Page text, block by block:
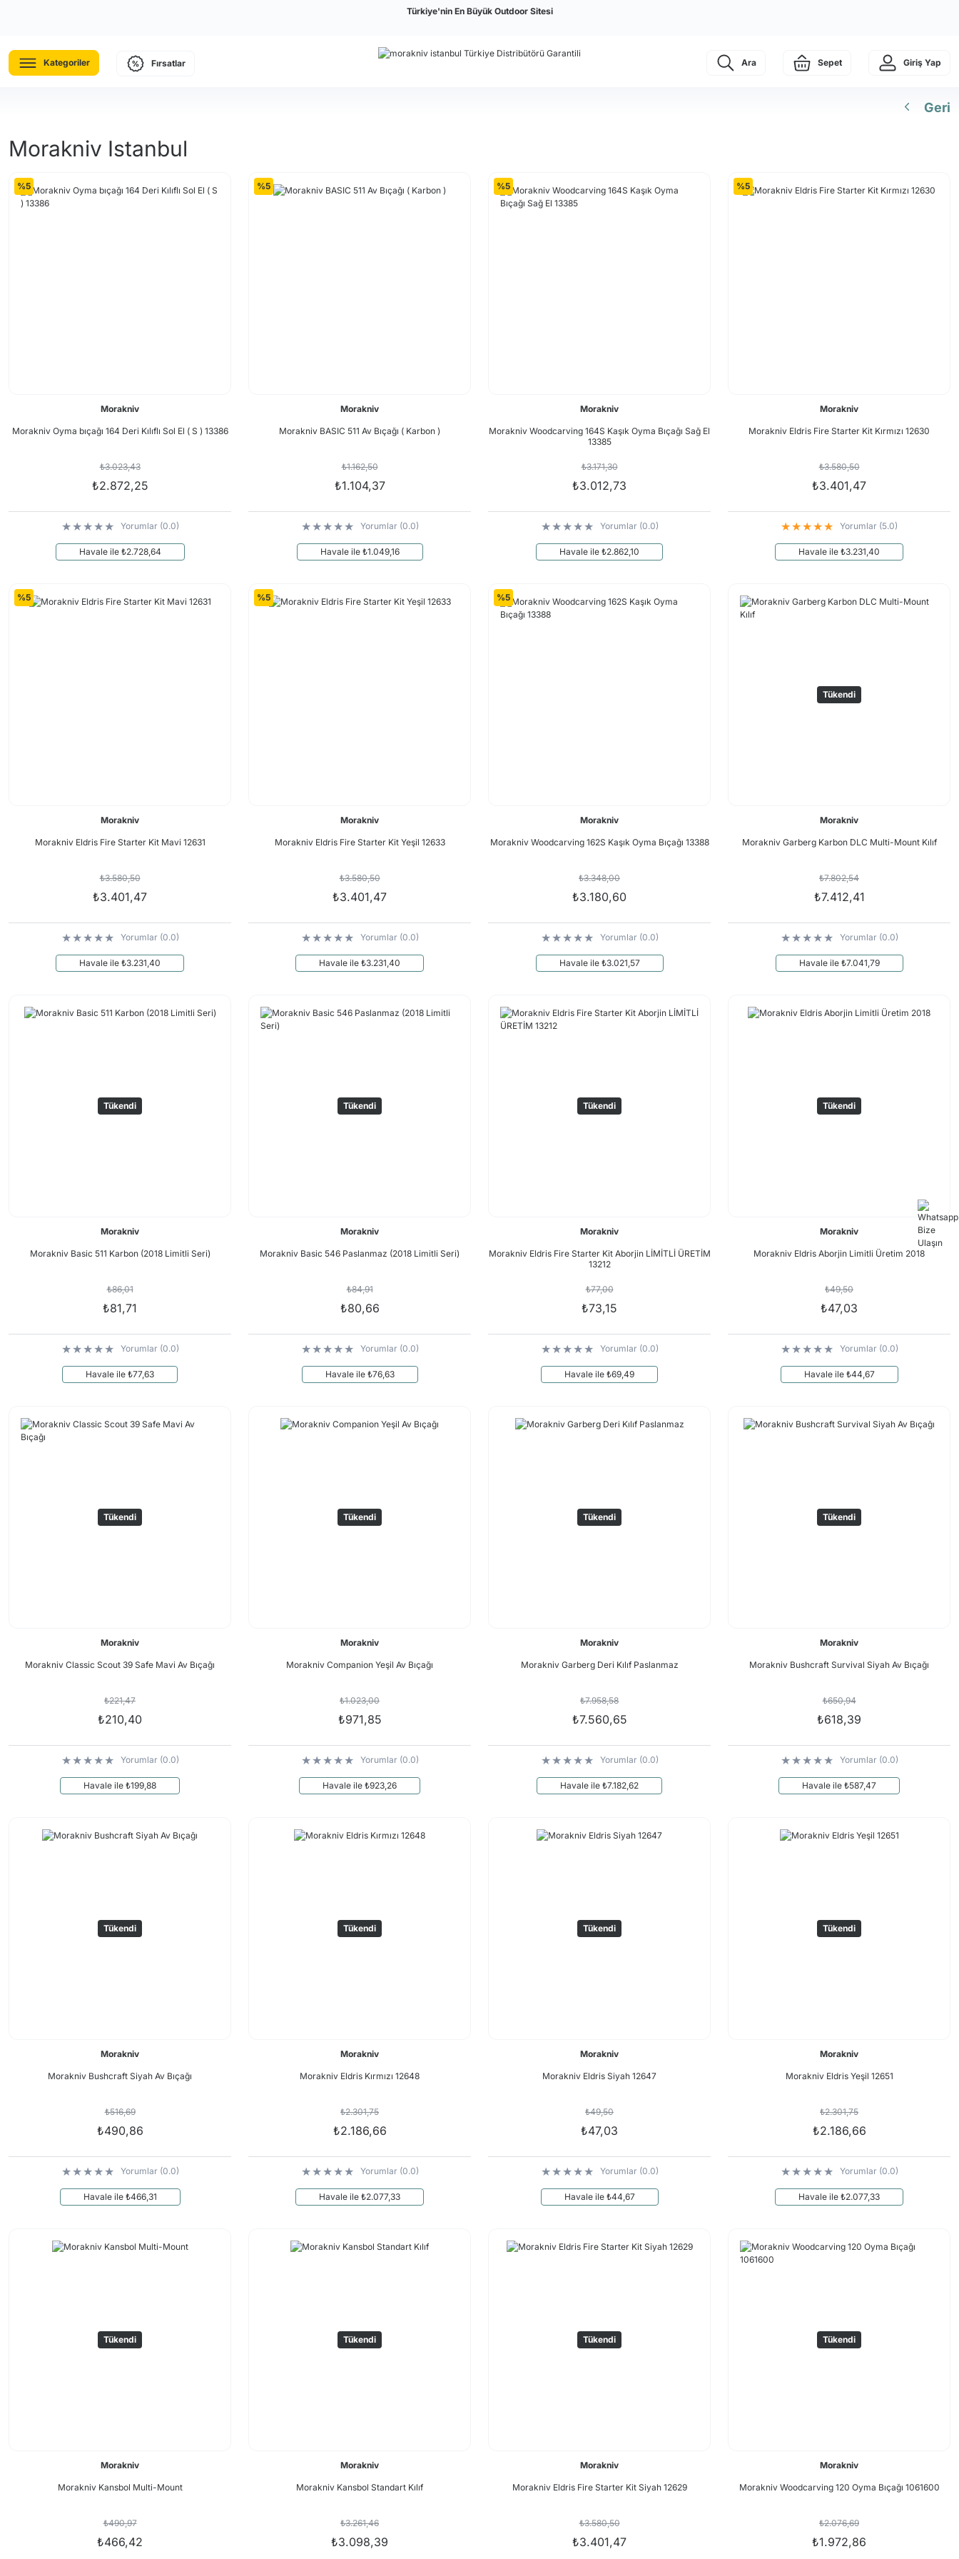
Türkiye'nin En Büyük Outdoor Sitesi
Kategoriler Fırsatlar Ara Sepet Giriş Yap
Geri
Morakniv Istanbul
%5
Morakniv
Morakniv Oyma bıçağı 164 Deri Kılıflı Sol El ( S ) 13386
₺3.023,43
₺2.872,25
Yorumlar (0.0)
Havale ile ₺2.728,64
%5
Morakniv
Morakniv BASIC 511 Av Bıçağı ( Karbon )
₺1.162,50
₺1.104,37
Yorumlar (0.0)
Havale ile ₺1.049,16
%5
Morakniv
Morakniv Woodcarving 164S Kaşık Oyma Bıçağı Sağ El
13385
₺3.171,30
₺3.012,73
Yorumlar (0.0)
Havale ile ₺2.862,10
%5
Morakniv
Morakniv Eldris Fire Starter Kit Kırmızı 12630
₺3.580,50
₺3.401,47
Yorumlar (5.0)
Havale ile ₺3.231,40
%5
Morakniv
Morakniv Eldris Fire Starter Kit Mavi 12631
₺3.580,50
₺3.401,47
Yorumlar (0.0)
Havale ile ₺3.231,40
%5
Morakniv
Morakniv Eldris Fire Starter Kit Yeşil 12633
₺3.580,50
₺3.401,47
Yorumlar (0.0)
Havale ile ₺3.231,40
%5
Morakniv
Morakniv Woodcarving 162S Kaşık Oyma Bıçağı 13388
₺3.348,00
₺3.180,60
Yorumlar (0.0)
Havale ile ₺3.021,57
Tükendi
Morakniv
Morakniv Garberg Karbon DLC Multi-Mount Kılıf
₺7.802,54
₺7.412,41
Yorumlar (0.0)
Havale ile ₺7.041,79
Tükendi
Morakniv
Morakniv Basic 511 Karbon (2018 Limitli Seri)
₺86,01
₺81,71
Yorumlar (0.0)
Havale ile ₺77,63
Tükendi
Morakniv
Morakniv Basic 546 Paslanmaz (2018 Limitli Seri)
₺84,91
₺80,66
Yorumlar (0.0)
Havale ile ₺76,63
Tükendi
Morakniv
Morakniv Eldris Fire Starter Kit Aborjin LİMİTLİ ÜRETİM
13212
₺77,00
₺73,15
Yorumlar (0.0)
Havale ile ₺69,49
Tükendi
Morakniv
Morakniv Eldris Aborjin Limitli Üretim 2018
₺49,50
₺47,03
Yorumlar (0.0)
Havale ile ₺44,67
Tükendi
Morakniv
Morakniv Classic Scout 39 Safe Mavi Av Bıçağı
₺221,47
₺210,40
Yorumlar (0.0)
Havale ile ₺199,88
Tükendi
Morakniv
Morakniv Companion Yeşil Av Bıçağı
₺1.023,00
₺971,85
Yorumlar (0.0)
Havale ile ₺923,26
Tükendi
Morakniv
Morakniv Garberg Deri Kılıf Paslanmaz
₺7.958,58
₺7.560,65
Yorumlar (0.0)
Havale ile ₺7.182,62
Tükendi
Morakniv
Morakniv Bushcraft Survival Siyah Av Bıçağı
₺650,94
₺618,39
Yorumlar (0.0)
Havale ile ₺587,47
Tükendi
Morakniv
Morakniv Bushcraft Siyah Av Bıçağı
₺516,69
₺490,86
Yorumlar (0.0)
Havale ile ₺466,31
Tükendi
Morakniv
Morakniv Eldris Kırmızı 12648
₺2.301,75
₺2.186,66
Yorumlar (0.0)
Havale ile ₺2.077,33
Tükendi
Morakniv
Morakniv Eldris Siyah 12647
₺49,50
₺47,03
Yorumlar (0.0)
Havale ile ₺44,67
Tükendi
Morakniv
Morakniv Eldris Yeşil 12651
₺2.301,75
₺2.186,66
Yorumlar (0.0)
Havale ile ₺2.077,33
Tükendi
Morakniv
Morakniv Kansbol Multi-Mount
₺490,97
₺466,42
Tükendi
Morakniv
Morakniv Kansbol Standart Kılıf
₺3.261,46
₺3.098,39
Tükendi
Morakniv
Morakniv Eldris Fire Starter Kit Siyah 12629
₺3.580,50
₺3.401,47
Tükendi
Morakniv
Morakniv Woodcarving 120 Oyma Bıçağı 1061600
₺2.076,69
₺1.972,86